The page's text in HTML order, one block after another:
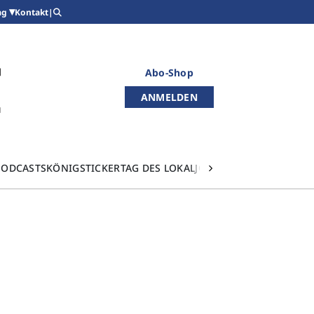
Kontakt|
Abo-Shop
ANMELDEN
KÖNIGSTICKERTAG DES LOKALJOURNALISMUS